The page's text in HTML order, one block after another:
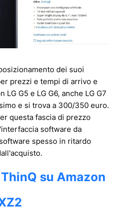
dei suoi
prezzi e tempi di arrivo e
G5 e LG G6, anche LG G7
e si trova a 300/350 euro.
questa fascia di prezzo
software da
spesso in ritardo
su Amazon